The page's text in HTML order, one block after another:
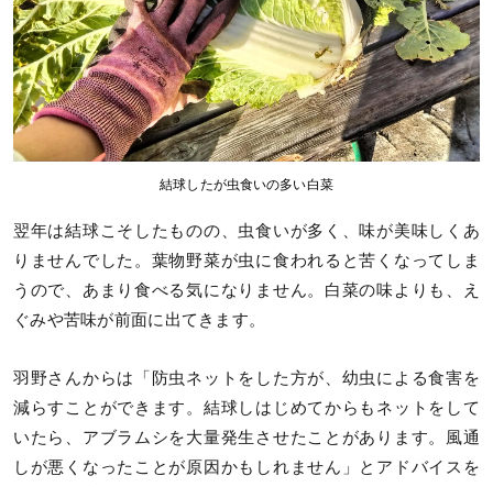
結球したが虫食いの多い白菜
翌年は結球こそしたものの、虫食いが多く、味が美味しくあ
りませんでした。葉物野菜が虫に食われると苦くなってしま
うので、あまり食べる気になりません。白菜の味よりも、え
ぐみや苦味が前面に出てきます。
羽野さんからは「防虫ネットをした方が、幼虫による食害を
減らすことができます。結球しはじめてからもネットをして
いたら、アブラムシを大量発生させたことがあります。風通
しが悪くなったことが原因かもしれません」とアドバイスを